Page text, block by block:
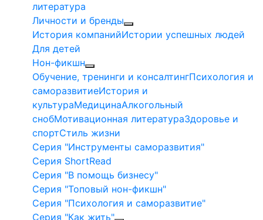
литература
Личности и бренды
История компанийИстории успешных людей
Для детей
Нон-фикшн
Обучение, тренинги и консалтингПсихология и
саморазвитиеИстория и
культураМедицинаАлкогольный
снобМотивационная литератураЗдоровье и
спортСтиль жизни
Серия "Инструменты саморазвития"
Серия ShortRead
Серия "В помощь бизнесу"
Серия "Топовый нон-фикшн"
Серия "Психология и саморазвитие"
Серия "Как жить"